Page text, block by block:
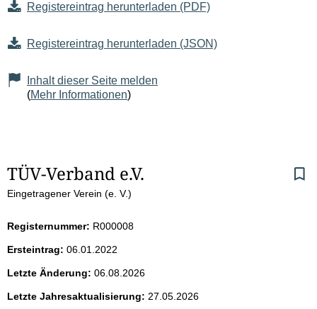
Registereintrag herunterladen (PDF)
Registereintrag herunterladen (JSON)
Inhalt dieser Seite melden
(Mehr Informationen)
S
e
i
t
e
TÜV-Verband e.V.
Eingetragener Verein (e. V.)
Registernummer: R000008
Ersteintrag: 06.01.2022
Letzte Änderung: 06.08.2026
Letzte Jahresaktualisierung: 27.05.2026